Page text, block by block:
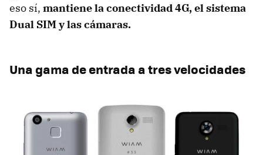
eso sí, mantiene la conectividad 4G, el sistema
Dual SIM y las cámaras.
Una gama de entrada a tres velocidades